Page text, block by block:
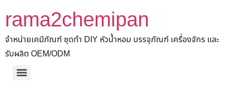
rama2chemipan
จำหน่ายเคมีภัณฑ์ ชุดทำ DIY หัวน้ำหอม บรรจุภัณฑ์ เครื่องจักร และ
รับผลิต OEM/ODM